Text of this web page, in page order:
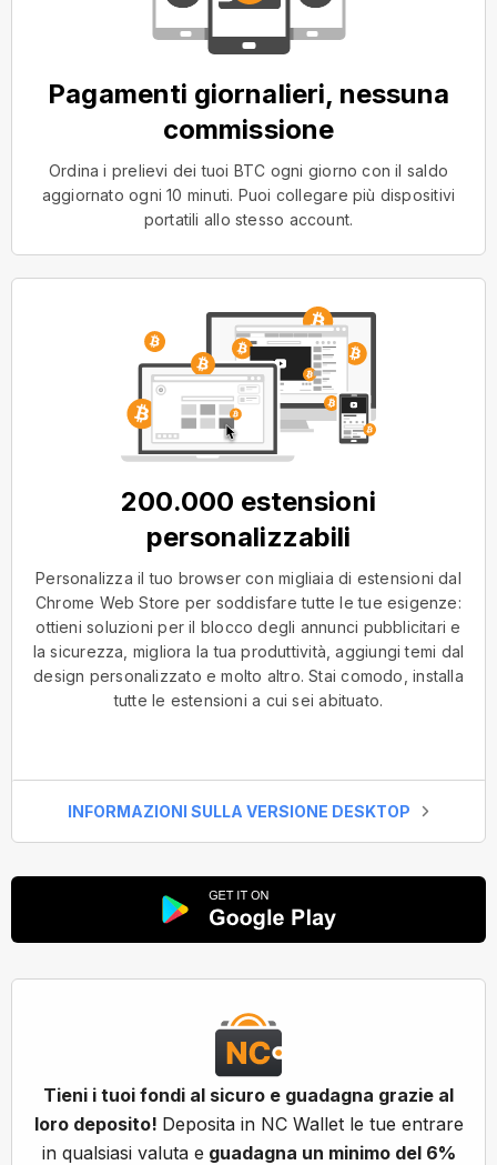
Pagamenti giornalieri, nessuna
commissione
Ordina i prelievi dei tuoi BTC ogni giorno con il saldo
aggiornato ogni 10 minuti. Puoi collegare più dispositivi
portatili allo stesso account.
200.000 estensioni
personalizzabili
Personalizza il tuo browser con migliaia di estensioni dal
Chrome Web Store per soddisfare tutte le tue esigenze:
ottieni soluzioni per il blocco degli annunci pubblicitari e
la sicurezza, migliora la tua produttività, aggiungi temi dal
design personalizzato e molto altro. Stai comodo, installa
tutte le estensioni a cui sei abituato.
INFORMAZIONI SULLA VERSIONE DESKTOP
Tieni i tuoi fondi al sicuro e guadagna grazie al
loro deposito! Deposita in NC Wallet le tue entrare
in qualsiasi valuta e guadagna un minimo del 6%